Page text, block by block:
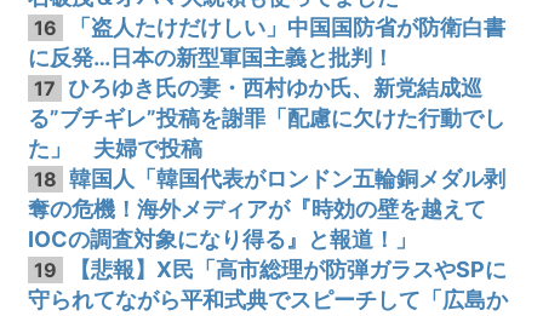
16
「盗人たけだけしい」中国国防省が防衛白書
に反発…日本の新型軍国主義と批判！
17 ひろゆき氏の妻・西村ゆか氏、新党結成巡
る”ブチギレ”投稿を謝罪「配慮に欠けた行動でし
た」 夫婦で投稿
18 韓国人「韓国代表がロンドン五輪銅メダル剥
奪の危機！海外メディアが『時効の壁を越えて
IOCの調査対象になり得る』と報道！」
19
【悲報】X民「高市総理が防弾ガラスやSPに
守られてながら平和式典でスピーチして「広島か